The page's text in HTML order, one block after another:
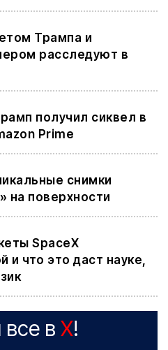
Трампа и
расследуют в
получил сиквел в
Prime
снимки
на поверхности
SpaceX
и что это даст науке,
в X!